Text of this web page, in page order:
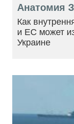
Анатомия
Как
и ЕС может
Украине